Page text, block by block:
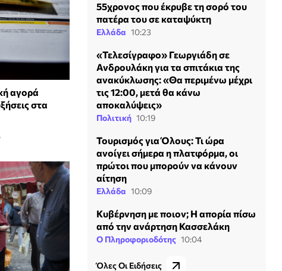
αγορά
στα
55χρονος που έκρυβε τη σορό του
πατέρα του σε καταψύκτη
Ελλάδα 10:23
«Τελεσίγραφο» Γεωργιάδη σε
Ανδρουλάκη για τα σπιτάκια της
ανακύκλωσης: «Θα περιμένω μέχρι
τις 12:00, μετά θα κάνω
αποκαλύψεις»
Πολιτική 10:19
Τουρισμός για Όλους: Τι ώρα
ανοίγει σήμερα η πλατφόρμα, οι
πρώτοι που μπορούν να κάνουν
αίτηση
Ελλάδα 10:09
Κυβέρνηση με ποιον; Η απορία πίσω
από την ανάρτηση Κασσελάκη
Ο Πληροφοριοδότης 10:04
Όλες Οι Ειδήσεις